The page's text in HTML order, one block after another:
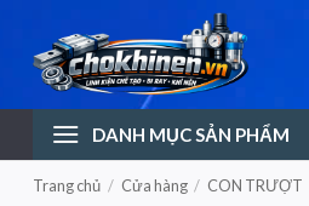
dung
DANH MỤC SẢN PHẨM
Trang chủ / Cửa hàng / CON TRƯỢT